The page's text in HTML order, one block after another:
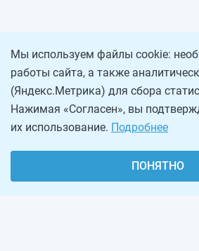
Мы используем файлы cookie:
работы сайта, а также
(Яндекс.Метрика) для сбора
Нажимая «Согласен», вы
их использование. Подробнее
ПОНЯТНО